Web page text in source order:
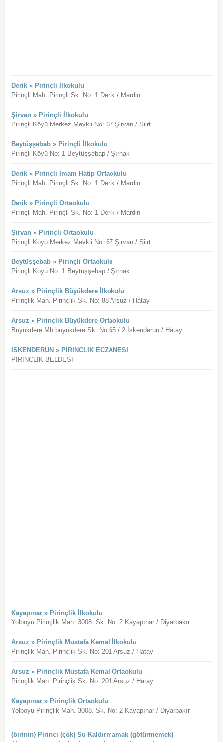
Derik » Pirinçli İlkokulu
Pirinçli Mah. Pirinçli Sk. No: 1 Derik / Mardin
Şirvan » Pirinçli İlkokulu
Pirinçli Köyü Merkez Mevkii No: 67 Şirvan / Siirt
Beytüşşebab » Pirinçli İlkokulu
Pirinçli Köyü No: 1 Beytüşşebap / Şırnak
Derik » Pirinçli İmam Hatip Ortaokulu
Pirinçli Mah. Pirinçli Sk. No: 1 Derik / Mardin
Derik » Pirinçli Ortaokulu
Pirinçli Mah. Pirinçli Sk. No: 1 Derik / Mardin
Şirvan » Pirinçli Ortaokulu
Pirinçli Köyü Merkez Mevkii No: 67 Şirvan / Siirt
Beytüşşebab » Pirinçli Ortaokulu
Pirinçli Köyü No: 1 Beytüşşebap / Şırnak
Arsuz » Pirinçlik Büyükdere İlkokulu
Pirinçlik Mah. Pirinçlik Sk. No: 88 Arsuz / Hatay
Arsuz » Pirinçlik Büyükdere Ortaokulu
Büyükdere Mh.büyükdere Sk. No:65 / 2 İskenderun / Hatay
ISKENDERUN » PIRINCLIK ECZANESI
PIRINCLIK BELDESI
Kayapınar » Pirinçlik İlkokulu
Yolboyu Pirinçlik Mah. 3008. Sk. No: 2 Kayapınar / Diyarbakır
Arsuz » Pirinçlik Mustafa Kemal İlkokulu
Pirinçlik Mah. Pirinçlik Sk. No: 201 Arsuz / Hatay
Arsuz » Pirinçlik Mustafa Kemal Ortaokulu
Pirinçlik Mah. Pirinçlik Sk. No: 201 Arsuz / Hatay
Kayapınar » Pirinçlik Ortaokulu
Yolboyu Pirinçlik Mah. 3008. Sk. No: 2 Kayapınar / Diyarbakır
(birinin) Pirinci (çok) Su Kaldırmamak (götürmemek)